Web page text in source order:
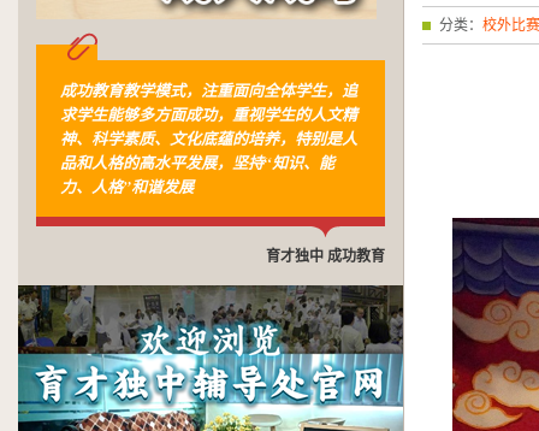
成功教育教学模式，注重面向全体学生，追
求学生能够多方面成功，重视学生的人文精
神、科学素质、文化底蕴的培养，特别是人
品和人格的高水平发展，坚持“知识、能
力、人格”和谐发展
育才独中 成功教育
分类： 校外比赛